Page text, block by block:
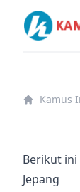
Kamus
Kamus
Berikut
Jepang